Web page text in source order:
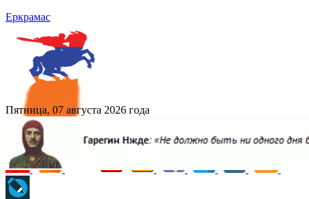
Еркрамас
Пятница, 07 августа 2026 года